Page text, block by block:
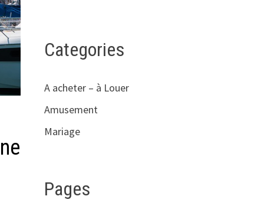
Categories
A acheter – à Louer
Amusement
Mariage
Pages